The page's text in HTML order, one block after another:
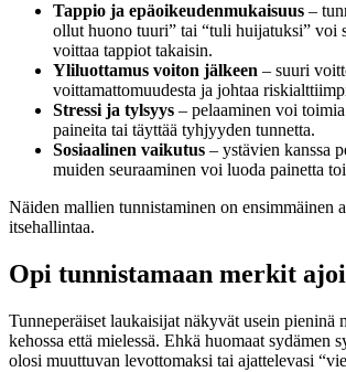
Tappio ja epäoikeudenmukaisuus –
ollut huono tuuri” tai “tuli huijatuksi” voi
voittaa tappiot takaisin.
Yliluottamus voiton jälkeen – suuri
voittamattomuudesta ja johtaa
Stressi ja tylsyys – pelaaminen voi
paineita tai täyttää tyhjyyden tunnetta.
Sosiaalinen vaikutus – ystävien kanssa
muiden seuraaminen voi luoda painetta
Näiden mallien tunnistaminen on ensimmäinen
itsehallintaa.
Opi tunnistamaan merkit
Tunneperäiset laukaisijat näkyvät usein pieninä
kehossa että mielessä. Ehkä huomaat sydämen
olosi muuttuvan levottomaksi tai ajattelevasi